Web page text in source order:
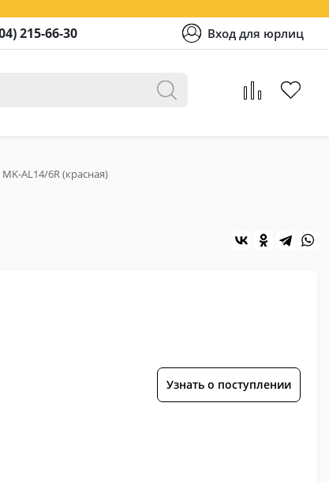
215-66-30 Вход для юрлиц
AL14/6R (красная)
Узнать о поступлении